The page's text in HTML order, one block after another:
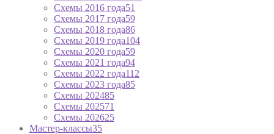
Схемы 2016 года51
Схемы 2017 года59
Схемы 2018 года86
Схемы 2019 года104
Схемы 2020 года59
Схемы 2021 года94
Схемы 2022 года112
Схемы 2023 года85
Схемы 202485
Схемы 202571
Схемы 202625
Мастер-классы35